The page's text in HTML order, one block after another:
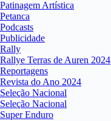
Patinagem Artística
Petanca
Podcasts
Publicidade
Rally
Rallye Terras de Auren 2024
Reportagens
Revista do Ano 2024
Seleção Nacional
Seleção Nacional
Super Enduro